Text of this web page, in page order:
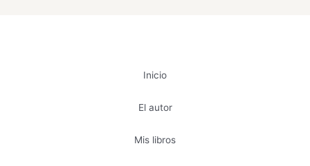
Inicio
El autor
Mis libros